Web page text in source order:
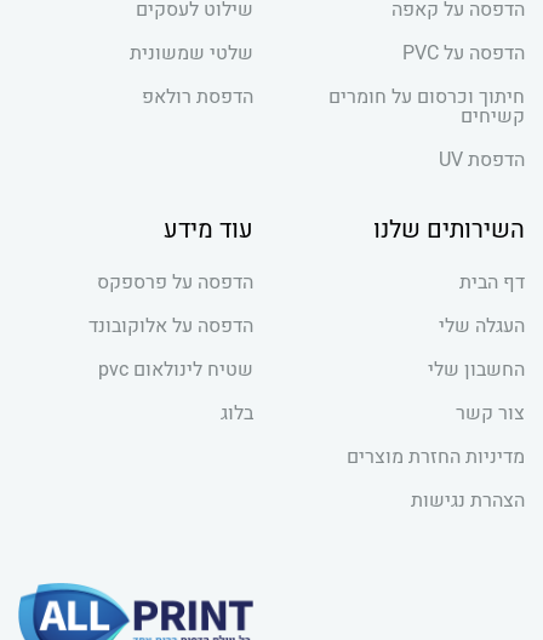
הדפסה על קאפה
הדפסה על PVC
חיתוך וכרסום על חומרים
קשיחים
הדפסת UV
שילוט לעסקים
שלטי שמשונית
הדפסת רולאפ
השירותים שלנו
דף הבית
העגלה שלי
החשבון שלי
צור קשר
מדיניות החזרת מוצרים
הצהרת נגישות
עוד מידע
הדפסה על פרספקס
הדפסה על אלוקובונד
שטיח לינולאום pvc
בלוג